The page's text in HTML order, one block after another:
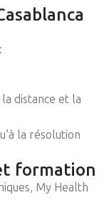
distance et la
la résolution
formation
My Health